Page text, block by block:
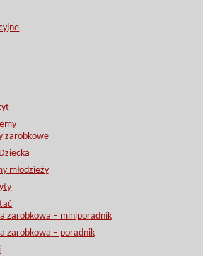
zarobkowe
młodzieży
zarobkowa – miniporadnik
zarobkowa – poradnik